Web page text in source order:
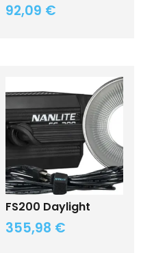
92,09 €
FS200 Daylight
355,98 €